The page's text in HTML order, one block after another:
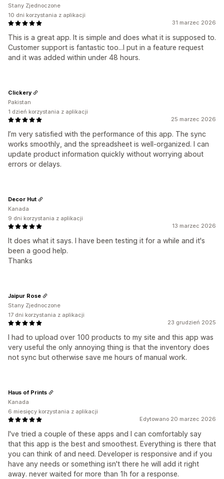
31 marzec 2026
This is a great app. It is simple and does what it is supposed to.
Customer support is fantastic too...I put in a feature request
and it was added within under 48 hours.
Stany Zjednoczone
10 dni korzystania z aplikacji
25 marzec 2026
I’m very satisfied with the performance of this app. The sync
works smoothly, and the spreadsheet is well-organized. I can
update product information quickly without worrying about
errors or delays.
Clickery
Pakistan
1 dzień korzystania z aplikacji
13 marzec 2026
It does what it says. I have been testing it for a while and it's
been a good help.
Thanks
Decor Hut
Kanada
9 dni korzystania z aplikacji
23 grudzień 2025
I had to upload over 100 products to my site and this app was
very useful the only annoying thing is that the inventory does
not sync but otherwise save me hours of manual work.
Jaipur Rose
Stany Zjednoczone
17 dni korzystania z aplikacji
Edytowano 20 marzec 2026
I've tried a couple of these apps and I can comfortably say
that this app is the best and smoothest. Everything is there that
you can think of and need. Developer is responsive and if you
have any needs or something isn't there he will add it right
away. never waited for more than 1h for a response.
Haus of Prints
Kanada
6 miesięcy korzystania z aplikacji